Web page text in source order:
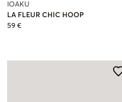
IOAKU
LA FLEUR CHIC HOOP
59 €